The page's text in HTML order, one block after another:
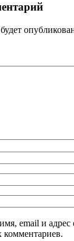
email и адрес